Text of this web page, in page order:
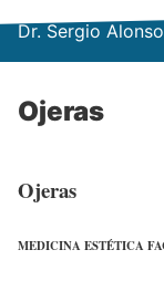
Dr. Sergio Alonso
Ojeras
Ojeras
MEDICINA ESTÉTICA